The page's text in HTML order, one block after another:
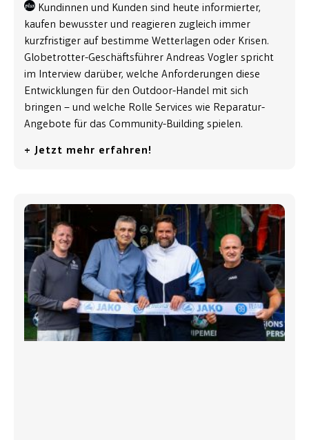
Kundinnen und Kunden sind heute informierter,
kaufen bewusster und reagieren zugleich immer
kurzfristiger auf bestimme Wetterlagen oder Krisen.
Globetrotter-Geschäftsführer Andreas Vogler spricht
im Interview darüber, welche Anforderungen diese
Entwicklungen für den Outdoor-Handel mit sich
bringen – und welche Rolle Services wie Reparatur-
Angebote für das Community-Building spielen.
+ Jetzt mehr erfahren!